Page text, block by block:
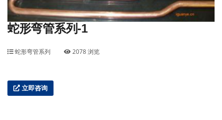
蛇形弯管系列-1
蛇形弯管系列 2078 浏览
立即咨询